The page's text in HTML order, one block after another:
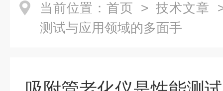
当前位置： 首页 > 技术文章
测试与应用领域的多面手